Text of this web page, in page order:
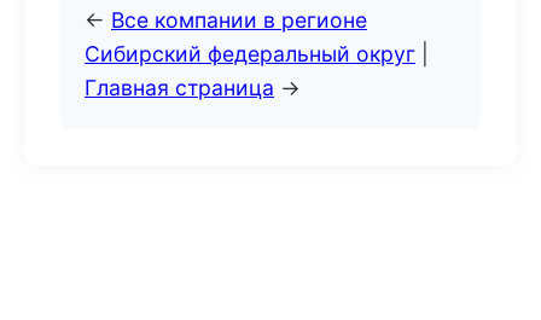
← Все компании в регионе
Сибирский федеральный округ
Главная страница →